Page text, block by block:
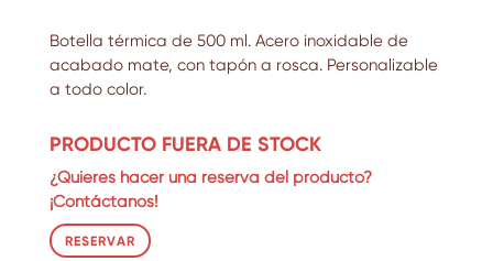
Botella térmica de 500 ml.Acero inoxidable de
acabado mate, con tapón a rosca. Personalizable
a todo color.
PRODUCTO FUERA DE STOCK
¿Quieres hacer una reserva del producto?
¡Contáctanos!
RESERVAR